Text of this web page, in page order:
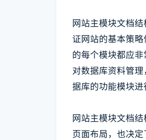
网站主模块文档
证网站的基本策
的每个模块都应
对数据库资料管
据库的功能模块进
网站主模块文档
页面布局，也决